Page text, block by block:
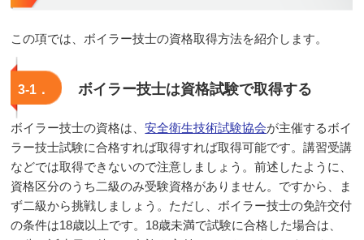
この項では、ボイラー技士の資格取得方法を紹介します。
3-1． ボイラー技士は資格試験で取得する
ボイラー技士の資格は、安全衛生技術試験協会が主催するボイ
ラー技士試験に合格すれば取得すれば取得可能です。講習受講
などでは取得できないので注意しましょう。前述したように、
資格区分のうち二級のみ受験資格がありません。ですから、ま
ず二級から挑戦しましょう。ただし、ボイラー技士の免許交付
の条件は18歳以上です。18歳未満で試験に合格した場合は、